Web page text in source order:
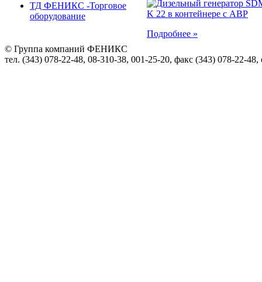
ТД ФЕНИКС -Торговое
оборудование
Подробнее »
© Группа компаний ФЕНИКС
тел. (343) 078-22-48, 08-310-38, 001-25-20, факс (343) 078-22-